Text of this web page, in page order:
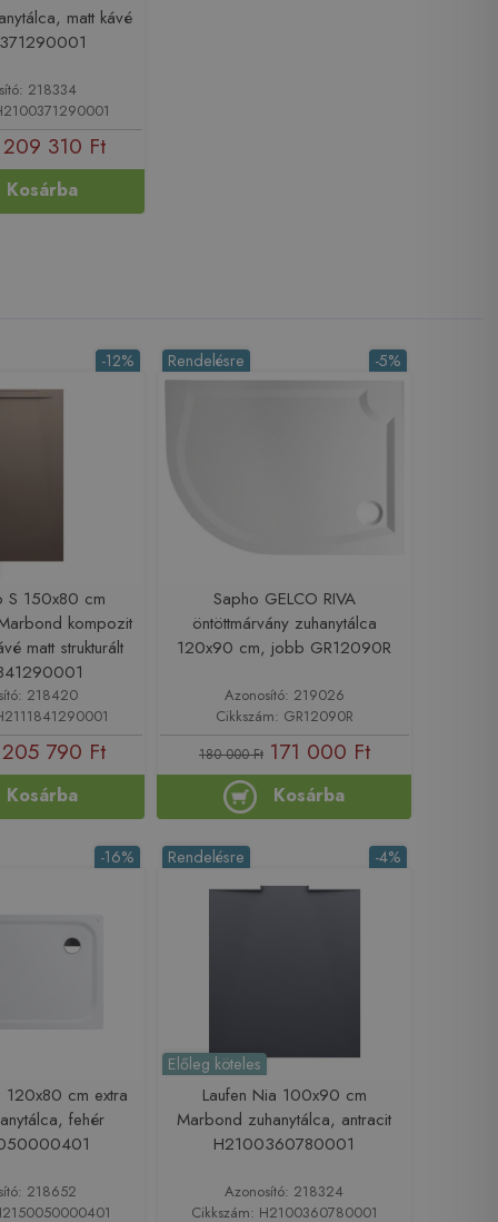
matt kávé
218334
209 310 Ft
Kosárba
-12%
S 150x80 cm
kompozit
matt strukturált
218420
205 790 Ft
Kosárba
-5%
Rendelésre
Sapho GELCO RIVA
öntöttmárvány zuhanytálca
120x90 cm, jobb GR12090R
Azonosító: 219026
Cikkszám: GR12090R
180 000 Ft 171 000 Ft
Kosárba
-16%
120x80 cm extra
fehér
218652
-4%
Rendelésre
Előleg köteles
Laufen Nia 100x90 cm
Marbond zuhanytálca, antracit
H2100360780001
Azonosító: 218324
Cikkszám: H2100360780001